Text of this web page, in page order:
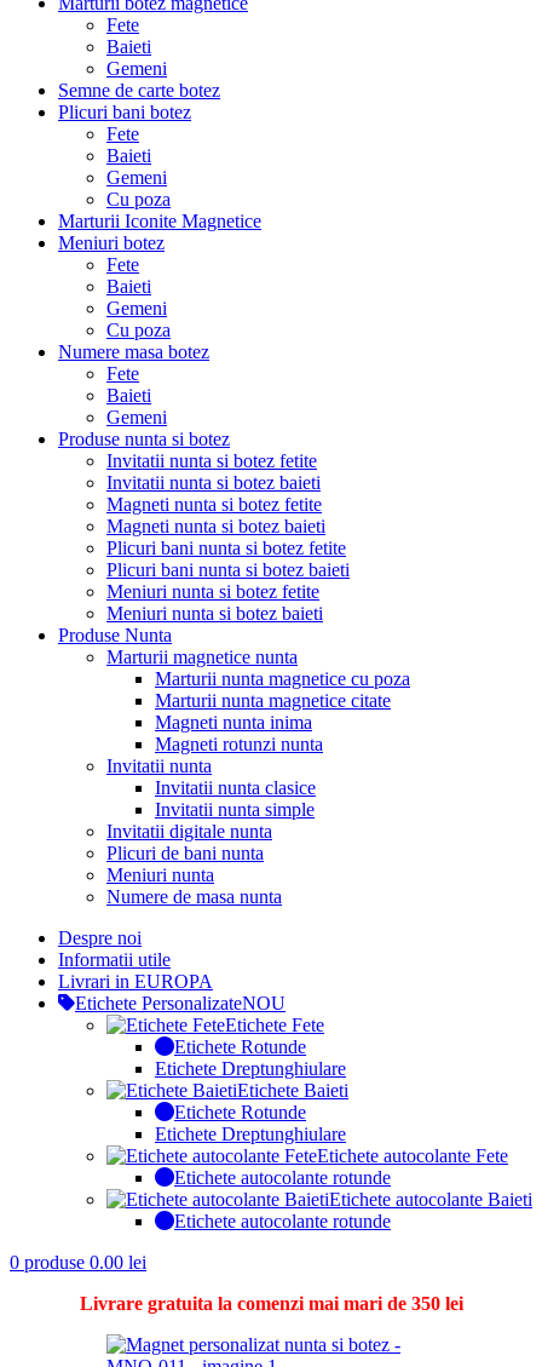
Fete
Baieti
Gemeni
Semne de carte botez
Plicuri bani botez
Fete
Baieti
Gemeni
Cu poza
Marturii Iconite Magnetice
Meniuri botez
Fete
Baieti
Gemeni
Cu poza
Numere masa botez
Fete
Baieti
Gemeni
Produse nunta si botez
Invitatii nunta si botez fetite
Invitatii nunta si botez baieti
Magneti nunta si botez fetite
Magneti nunta si botez baieti
Plicuri bani nunta si botez fetite
Plicuri bani nunta si botez baieti
Meniuri nunta si botez fetite
Meniuri nunta si botez baieti
Produse Nunta
Marturii magnetice nunta
Marturii nunta magnetice cu poza
Marturii nunta magnetice citate
Magneti nunta inima
Magneti rotunzi nunta
Invitatii nunta
Invitatii nunta clasice
Invitatii nunta simple
Invitatii digitale nunta
Plicuri de bani nunta
Meniuri nunta
Numere de masa nunta
Despre noi
Informatii utile
Livrari in EUROPA
Etichete PersonalizateNOU
Etichete Fete
Etichete Rotunde
Etichete Dreptunghiulare
Etichete Baieti
Etichete Rotunde
Etichete Dreptunghiulare
Etichete autocolante Fete
Etichete autocolante rotunde
Etichete autocolante Baieti
Etichete autocolante rotunde
0 produse 0.00 lei
Livrare gratuita la comenzi mai mari de 350 lei